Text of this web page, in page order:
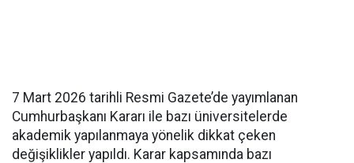
7 Mart 2026 tarihli Resmi Gazete’de yayımlanan
Cumhurbaşkanı Kararı ile bazı üniversitelerde
akademik yapılanmaya yönelik dikkat çeken
değişiklikler yapıldı. Karar kapsamında bazı